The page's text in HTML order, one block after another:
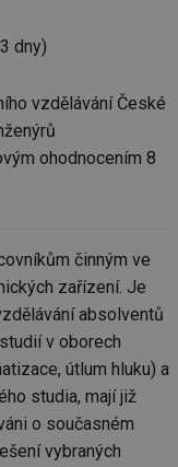
dny)
vzdělávání České
ohodnocením 8
činným ve
zařízení. Je
absolventů
v oborech
útlum hluku) a
studia, mají již
o současném
vybraných